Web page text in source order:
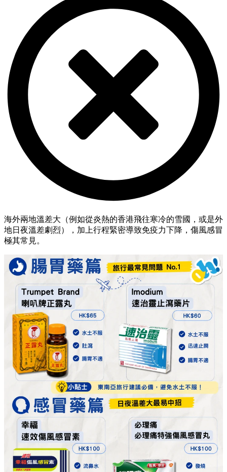
海外兩地溫差大（例如從炎熱的香港飛往寒冷的雪國，或是外
地日夜溫差劇烈），加上行程緊密導致免疫力下降，傷風感冒
極其常見。